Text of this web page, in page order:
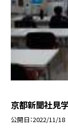
京都新聞社見
公開日 2022/11/18